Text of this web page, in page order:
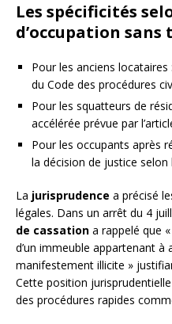
Les spécificités
d’occupation
Pour les anciens locataires
du Code des procédures
Pour les squatteurs de
accélérée prévue par
Pour les occupants après
la décision de justice
La jurisprudence a précisé
légales. Dans un arrêt du 4
de cassation a rappelé que
d’un immeuble appartenant
manifestement illicite »
Cette position
des procédures rapides